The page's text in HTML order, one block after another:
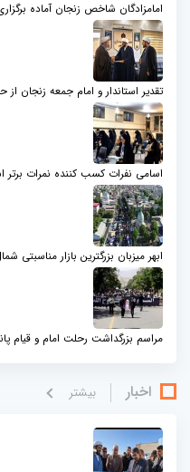
امامزادگان شاخص زنجان آماده
تقدیر استاندار و امام جمعه زنجان
اسامی نفرات کسب کننده نمرات
ابهر میزبان بزرگترین بازار مناسبتی
مراسم بزرگداشت رحلت امام و قیام
اخبار بيشتر